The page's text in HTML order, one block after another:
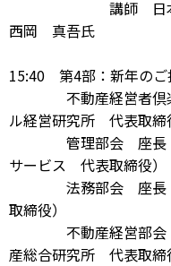
講師 日本リー
西岡 真吾氏
15:40 第4部：新年のご
不動産経営者倶
ル経営研究所 代表取締
管理部会 座長 青
サービス 代表取締役）
法務部会 座長 稲
取締役）
不動産経営部会
産総合研究所 代表取締